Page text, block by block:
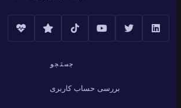
جستجو
بررسی حساب کاربری